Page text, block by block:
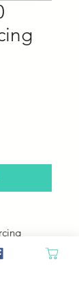
and heels